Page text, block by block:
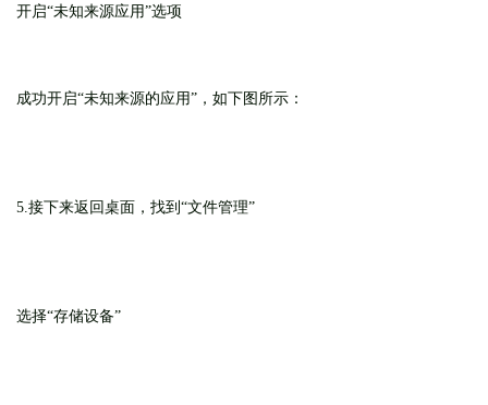
开启“未知来源应用”选项
成功开启“未知来源的应用”，如下图所示：
5.接下来返回桌面，找到“文件管理”
选择“存储设备”